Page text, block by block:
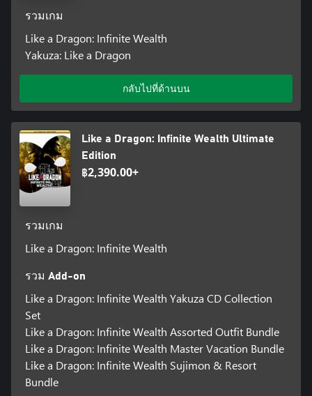
รวมเกม
Like a Dragon: Infinite Wealth
Yakuza: Like a Dragon
กลับไปที่ด้านบน
Like a Dragon: Infinite Wealth Ultimate
Edition
฿2,390.00+
รวมเกม
Like a Dragon: Infinite Wealth
รวม Add-on
Like a Dragon: Infinite Wealth Yakuza CD Collection
Set
Like a Dragon: Infinite Wealth Assorted Outfit Bundle
Like a Dragon: Infinite Wealth Master Vacation Bundle
Like a Dragon: Infinite Wealth Sujimon & Resort
Bundle